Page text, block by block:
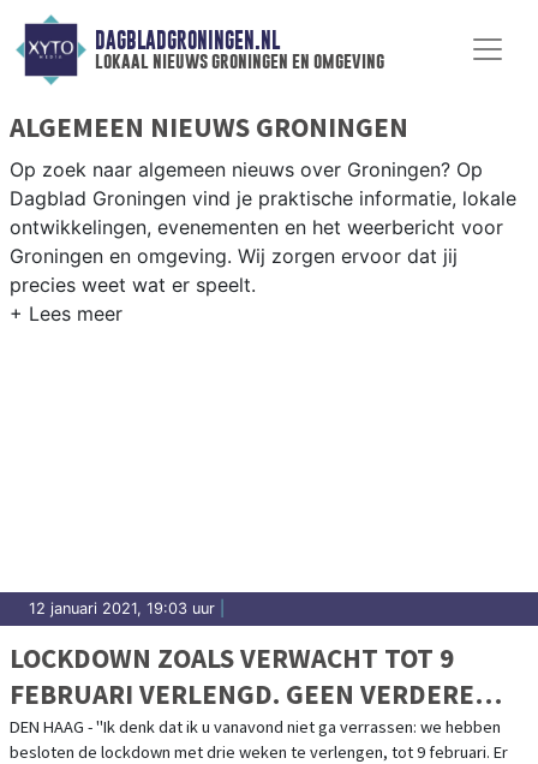
DAGBLADGRONINGEN.NL
lokaal nieuws groningen en omgeving
ALGEMEEN NIEUWS GRONINGEN
Op zoek naar algemeen nieuws over Groningen? Op
Dagblad Groningen vind je praktische informatie, lokale
ontwikkelingen, evenementen en het weerbericht voor
Groningen en omgeving. Wij zorgen ervoor dat jij
precies weet wat er speelt.
12 januari 2021, 19:03 uur
LOCKDOWN ZOALS VERWACHT TOT 9
FEBRUARI VERLENGD. GEEN VERDERE
AANSCHERPINGEN
DEN HAAG - "Ik denk dat ik u vanavond niet ga verrassen: we hebben
besloten de lockdown met drie weken te verlengen, tot 9 februari. Er